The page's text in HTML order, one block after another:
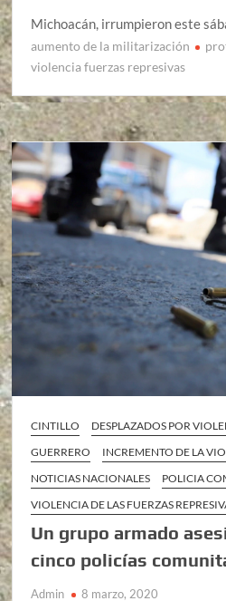
Michoacán, irrumpieron este
aumento de la militarización
violencia fuerzas represivas
CINTILLO
DESPLAZADOS POR
GUERRERO
INCREMENTO DE LA
NOTICIAS NACIONALES
POLICIA
VIOLENCIA DE LAS FUERZAS
Un grupo armado
cinco policías
Admin 8 marzo, 2020